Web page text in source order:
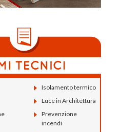
Isolamento termico
Luce in Architettura
Prevenzione
incendi